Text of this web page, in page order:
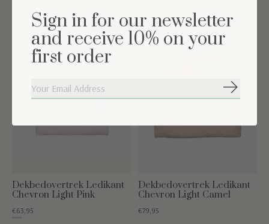
20% off
Dekbedovertrek Ledikant
Chevron Light Pink
€63,95
€79,95
Dekbedovertrek Ledikant
Chevron Light Camel
€79,95
Sign in for our newsletter
and receive 10% on your
first order
Abonneer